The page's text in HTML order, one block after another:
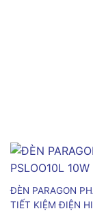
ĐÈN PARAGON
TIẾT KIỆM ĐIỆN